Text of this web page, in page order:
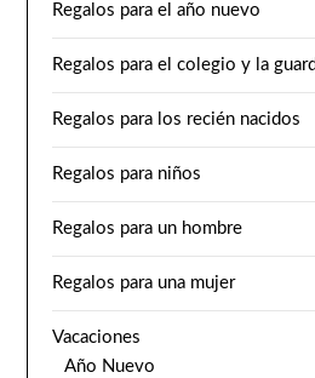
Regalos para el año nuevo
Regalos para el colegio y la
Regalos para los recién nacidos
Regalos para niños
Regalos para un hombre
Regalos para una mujer
Vacaciones
Año Nuevo